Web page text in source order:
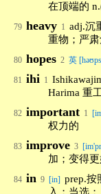
在顶端的
79 heavy 1 adj.沉
重物；严
80 hopes 2 英
81 ihi 1
Harima 重
82 important 1
权力的
83 improve 3
加；变得
84 in 9 [in] prep.按